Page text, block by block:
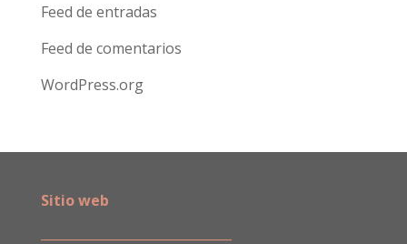
Feed de entradas
Feed de comentarios
WordPress.org
Sitio web